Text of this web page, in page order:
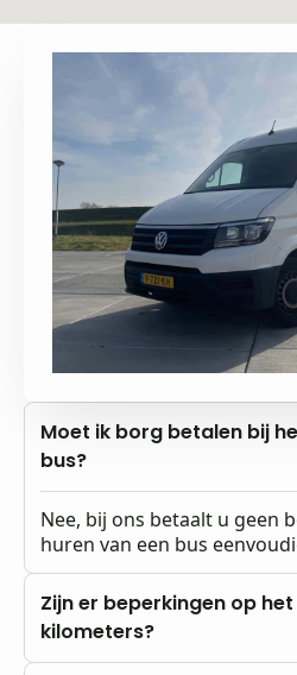
Moet ik borg betalen bij
bus?
Nee, bij ons betaalt u geen
huren van een bus
Zijn er beperkingen op
kilometers?